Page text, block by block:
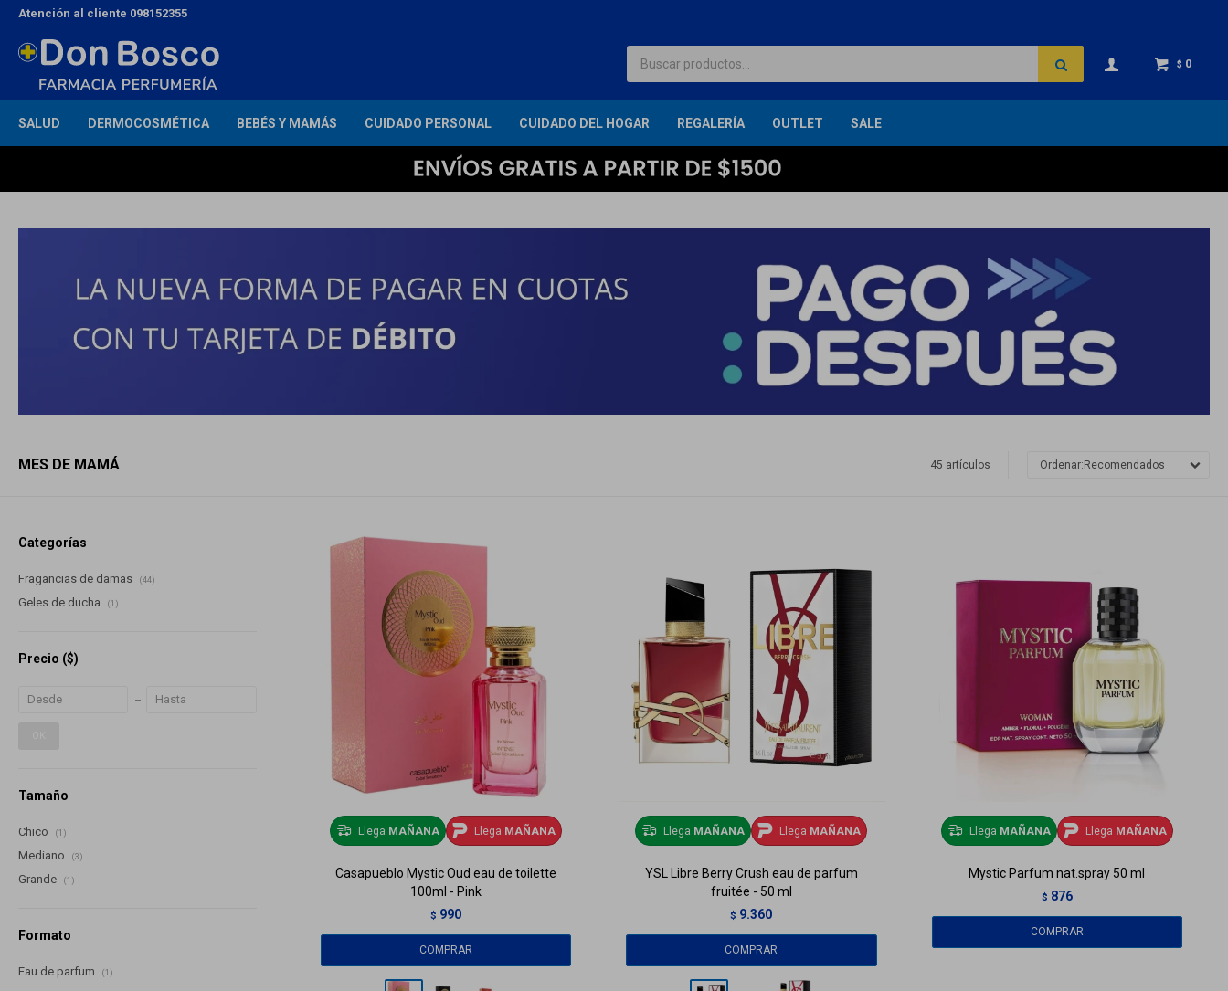
SALUD DERMOCOSMÉTICA BEBÉS Y MAMÁS CUIDADO PERSONAL CUIDADO DEL HOGAR REGALERÍA OUTLET SALE
$ 0
Atención al cliente 098152355
MES DE MAMÁ 45 artículos Recomendados
Llega MAÑANA Llega MAÑANA
Casapueblo Mystic Oud eau de toilette
100ml - Pink
$ 990
Llega MAÑANA Llega MAÑANA
YSL Libre Berry Crush eau de parfum
fruitée - 50 ml
$ 9.360
Llega MAÑANA Llega MAÑANA
Mystic Parfum nat.spray 50 ml
$ 876
Categorías
Fragancias de damas (44)
Geles de ducha (1)
Precio ($)
Tamaño
Chico (1)
Mediano (3)
Grande (1)
Formato
Eau de parfum (1)